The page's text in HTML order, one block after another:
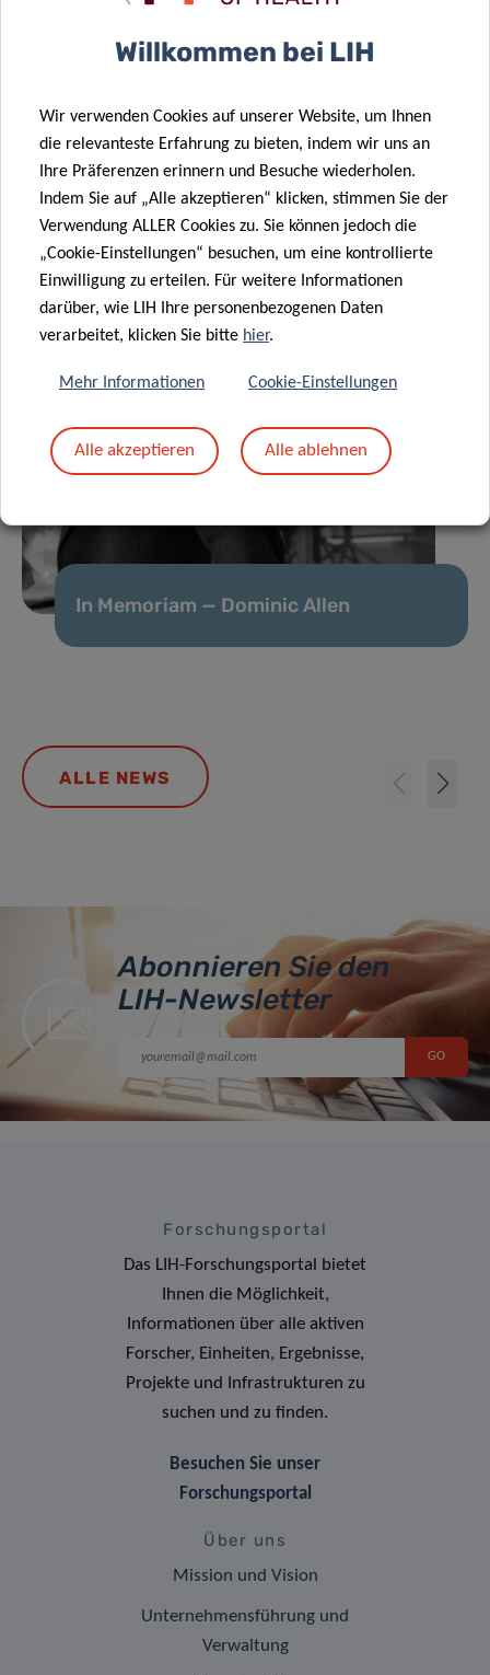
In Memoriam — Dominic Allen
ALLE NEWS
Abonnieren Sie den
LIH-Newsletter
Forschungsportal
Das LIH-Forschungsportal bietet
Ihnen die Möglichkeit,
Informationen über alle aktiven
Forscher, Einheiten, Ergebnisse,
Projekte und Infrastrukturen zu
suchen und zu finden.
Besuchen Sie unser
Forschungsportal
Über uns
Mission und Vision
Unternehmensführung und
Verwaltung
Willkommen bei LIH
Wir verwenden Cookies auf unserer Website, um Ihnen
die relevanteste Erfahrung zu bieten, indem wir uns an
Ihre Präferenzen erinnern und Besuche wiederholen.
Indem Sie auf „Alle akzeptieren“ klicken, stimmen Sie der
Verwendung ALLER Cookies zu. Sie können jedoch die
„Cookie-Einstellungen“ besuchen, um eine kontrollierte
Einwilligung zu erteilen. Für weitere Informationen
darüber, wie LIH Ihre personenbezogenen Daten
verarbeitet, klicken Sie bitte hier.
Mehr Informationen Cookie-Einstellungen
Alle akzeptieren Alle ablehnen